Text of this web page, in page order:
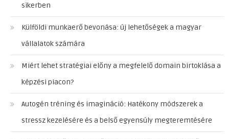
sikerben
Külföldi munkaerő bevonása: új lehetőségek a magyar
vállalatok számára
Miért lehet stratégiai előny a megfelelő domain birtoklása a
képzési piacon?
Autogén tréning és imagináció: Hatékony módszerek a
stressz kezelésére és a belső egyensúly megteremtésére